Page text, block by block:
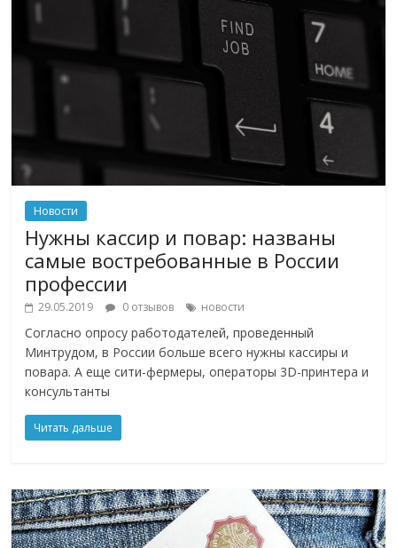
Новости
Нужны кассир и повар: названы
самые востребованные в России
профессии
29.05.2019 0 отзывов новости
Согласно опросу работодателей, проведенный
Минтрудом, в России больше всего нужны кассиры и
повара. А еще сити-фермеры, операторы 3D-принтера и
консультанты
Читать дальше